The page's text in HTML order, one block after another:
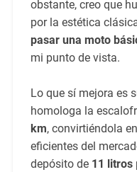
obstante, creo que
por la estética
pasar una moto
mi punto de vista.
Lo que sí mejora es
homologa la
km, convirtiéndola
eficientes del
depósito de 11 litros